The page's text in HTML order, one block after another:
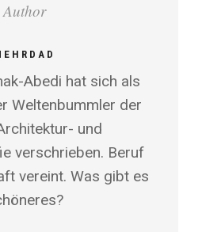
Author
Abedi hat sich als
Weltenbummler der
und
verschrieben. Beruf
vereint. Was gibt es